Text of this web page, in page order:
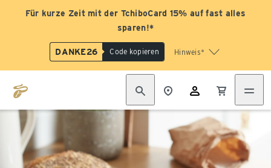
Für kurze Zeit mit der TchiboCard 15% auf fast alles
sparen!*
DANKE26 Code kopieren Hinweis*